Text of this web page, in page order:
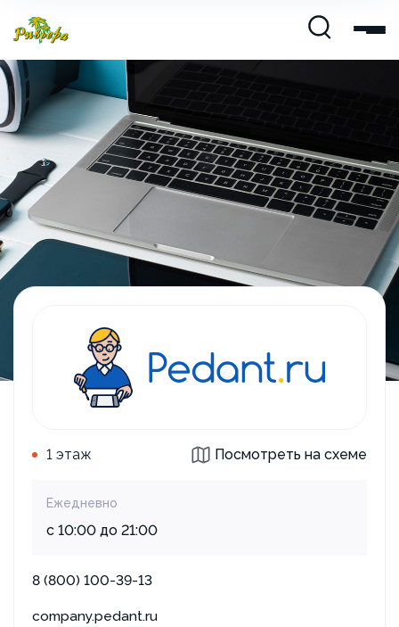
1 этаж Посмотреть на схеме
Ежедневно
с 10:00 до 21:00
8 (800) 100-39-13
company.pedant.ru